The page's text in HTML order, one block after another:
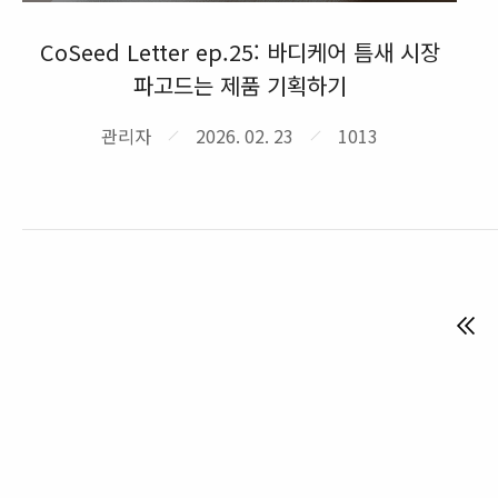
CoSeed Letter ep.25: 바디케어 틈새 시장
파고드는 제품 기획하기
관리자 2026. 02. 23 1013